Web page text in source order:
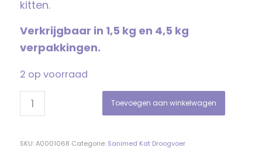
kitten.
Verkrijgbaar in 1,5 kg en 4,5 kg
verpakkingen.
2 op voorraad
Toevoegen aan winkelwagen
SKU:A0001068 Categorie: Sanimed Kat Droogvoer